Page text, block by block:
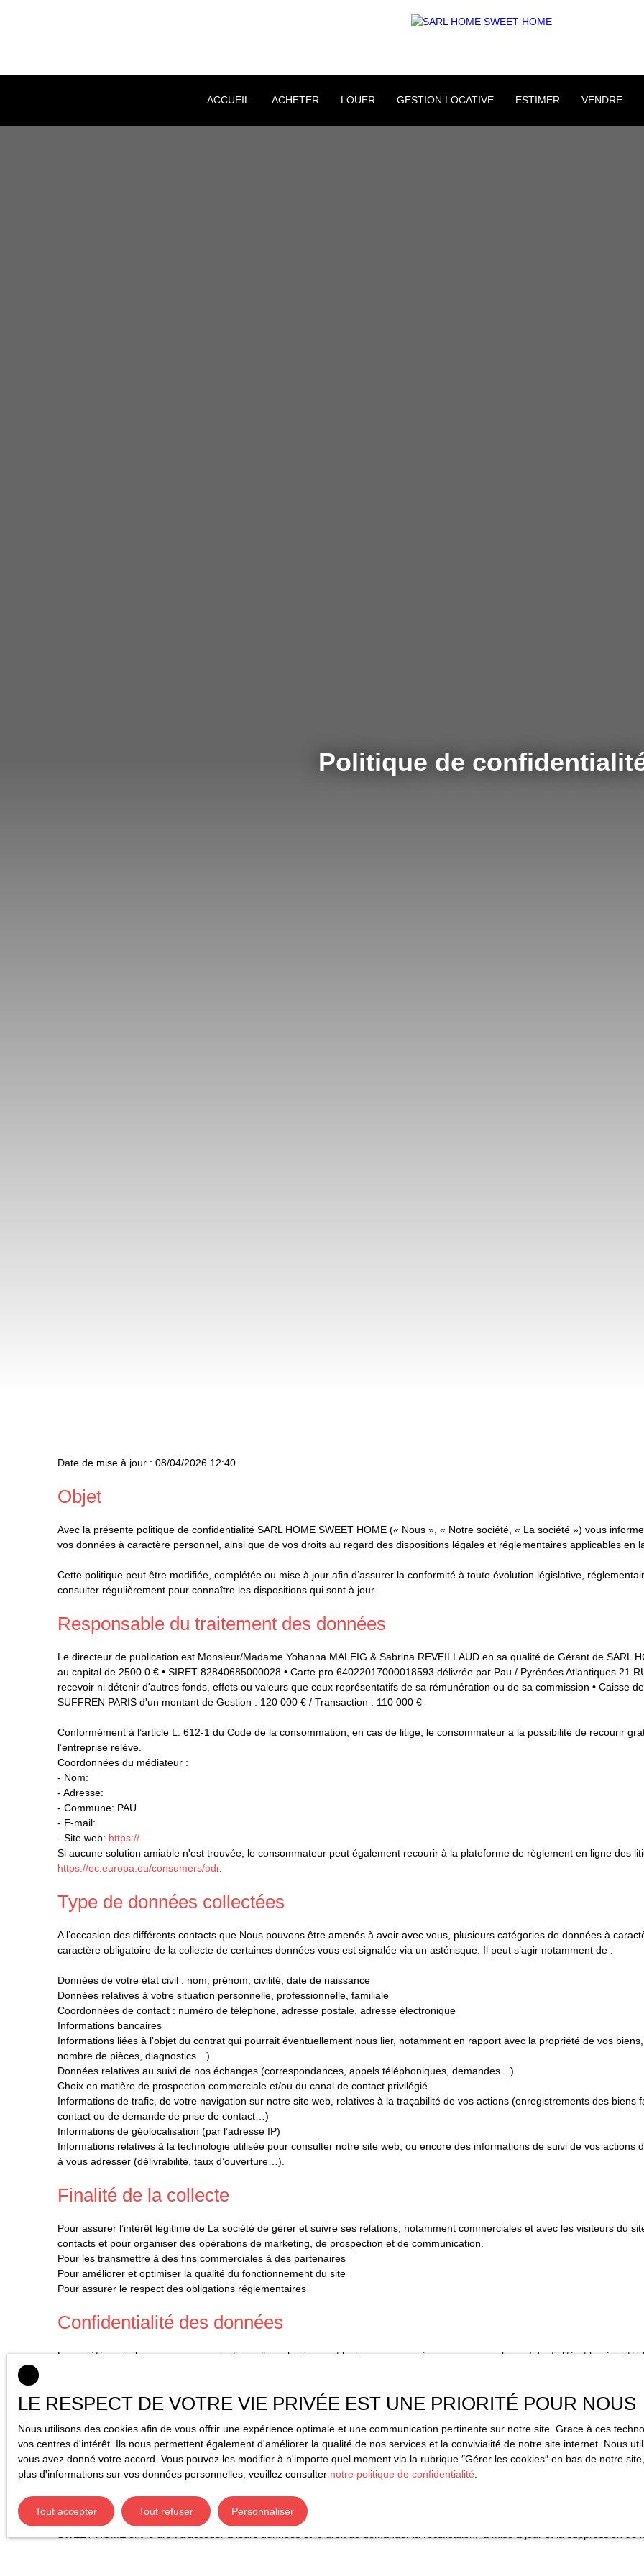
ACCUEIL ACHETER LOUER GESTION LOCATIVE ESTIMER VENDRE
Politique de
Date de mise à jour : 08/04/2026 12:40
Objet
Avec la présente politique de confidentialité SARL HOME SWEET HOME (« Nous », « Notre société, « La société ») vous
vos données à caractère personnel, ainsi que de vos droits au regard des dispositions légales et réglementaires applicables en
Cette politique peut être modifiée, complétée ou mise à jour afin d’assurer la conformité à toute évolution législative,
consulter régulièrement pour connaître les dispositions qui sont à jour.
Responsable du traitement des données
Le directeur de publication est Monsieur/Madame Yohanna MALEIG & Sabrina REVEILLAUD en sa qualité de Gérant de SARL
au capital de 2500.0 € • SIRET 82840685000028 • Carte pro 64022017000018593 délivrée par Pau / Pyrénées Atlantiques 21
recevoir ni détenir d'autres fonds, effets ou valeurs que ceux représentatifs de sa rémunération ou de sa commission • Caisse
SUFFREN PARIS d'un montant de Gestion : 120 000 € / Transaction : 110 000 €
Conformément à l’article L. 612-1 du Code de la consommation, en cas de litige, le consommateur a la possibilité de recourir
l’entreprise relève.
Coordonnées du médiateur :
- Nom:
- Adresse:
- Commune: PAU
- E-mail:
- Site web: https://
Si aucune solution amiable n'est trouvée, le consommateur peut également recourir à la plateforme de règlement en ligne des
https://ec.europa.eu/consumers/odr.
Type de données collectées
A l’occasion des différents contacts que Nous pouvons être amenés à avoir avec vous, plusieurs catégories de données à
caractère obligatoire de la collecte de certaines données vous est signalée via un astérisque. Il peut s’agir notamment de :
Données de votre état civil : nom, prénom, civilité, date de naissance
Données relatives à votre situation personnelle, professionnelle, familiale
Coordonnées de contact : numéro de téléphone, adresse postale, adresse électronique
Informations bancaires
Informations liées à l’objet du contrat qui pourrait éventuellement nous lier, notamment en rapport avec la propriété de vos
nombre de pièces, diagnostics…)
Données relatives au suivi de nos échanges (correspondances, appels téléphoniques, demandes…)
Choix en matière de prospection commerciale et/ou du canal de contact privilégié.
Informations de trafic, de votre navigation sur notre site web, relatives à la traçabilité de vos actions (enregistrements des biens
contact ou de demande de prise de contact…)
Informations de géolocalisation (par l’adresse IP)
Informations relatives à la technologie utilisée pour consulter notre site web, ou encore des informations de suivi de vos actions
à vous adresser (délivrabilité, taux d’ouverture…).
Finalité de la collecte
Pour assurer l’intérêt légitime de La société de gérer et suivre ses relations, notamment commerciales et avec les visiteurs du
contacts et pour organiser des opérations de marketing, de prospection et de communication.
Pour les transmettre à des fins commerciales à des partenaires
Pour améliorer et optimiser la qualité du fonctionnement du site
Pour assurer le respect des obligations réglementaires
Confidentialité des données
La société a pris les mesures organisationnelles, physiques et logiques appropriées pour assurer la confidentialité et la sécurité
Nous conservons vos données uniquement le temps nécessaire pour les finalités poursuivies, conformément aux prescriptions
Droits des utilisateurs
Conformément à la réglementation européenne et à la loi Informatique et libertés du 6 janvier 1978, les internautes dont les
LE RESPECT DE VOTRE VIE PRIVÉE EST UNE PRIORITÉ POUR NOUS
Nous utilisons des cookies afin de vous offrir une expérience optimale et une communication pertinente sur notre site. Grace à ces
vos centres d'intérêt. Ils nous permettent également d'améliorer la qualité de nos services et la convivialité de notre site internet. Nous
vous avez donné votre accord. Vous pouvez les modifier à n'importe quel moment via la rubrique ″Gérer les cookies″ en bas de notre
plus d'informations sur vos données personnelles, veuillez consulter notre politique de confidentialité
Tout accepter Tout refuser Personnaliser